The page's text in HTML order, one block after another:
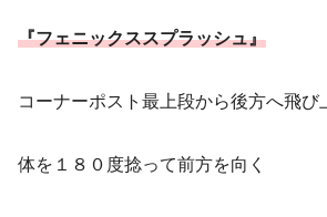
『フェニックススプラッシュ』
コーナーポスト最上段から後方へ飛び
体を１８０度捻って前方を向く